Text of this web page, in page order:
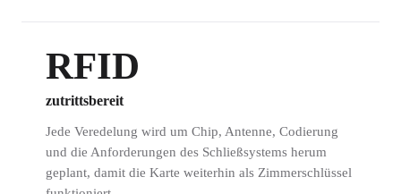
RFID
zutrittsbereit
Jede Veredelung wird um Chip, Antenne, Codierung
und die Anforderungen des Schließsystems herum
geplant, damit die Karte weiterhin als Zimmerschlüssel